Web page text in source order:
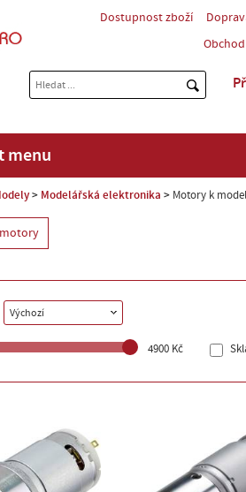
Dostupnost zboží
menu
Modelářská elektronika Motory k
Výchozí
4900 Kč